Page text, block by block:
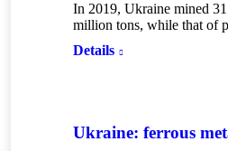
In 2019, Ukraine mined
million tons, while that of
Details
Ukraine: ferrous